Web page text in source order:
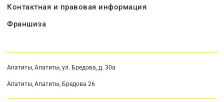
Контактная и правовая информация
Франшиза
Апатиты, Апатиты, ул. Бредова, д. 30а
Апатиты, Апатиты, Бредова 26